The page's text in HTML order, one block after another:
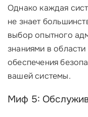
Однако каждая
не знает
выбор опытного
знаниями в
обеспечения
вашей системы.
Миф 5: